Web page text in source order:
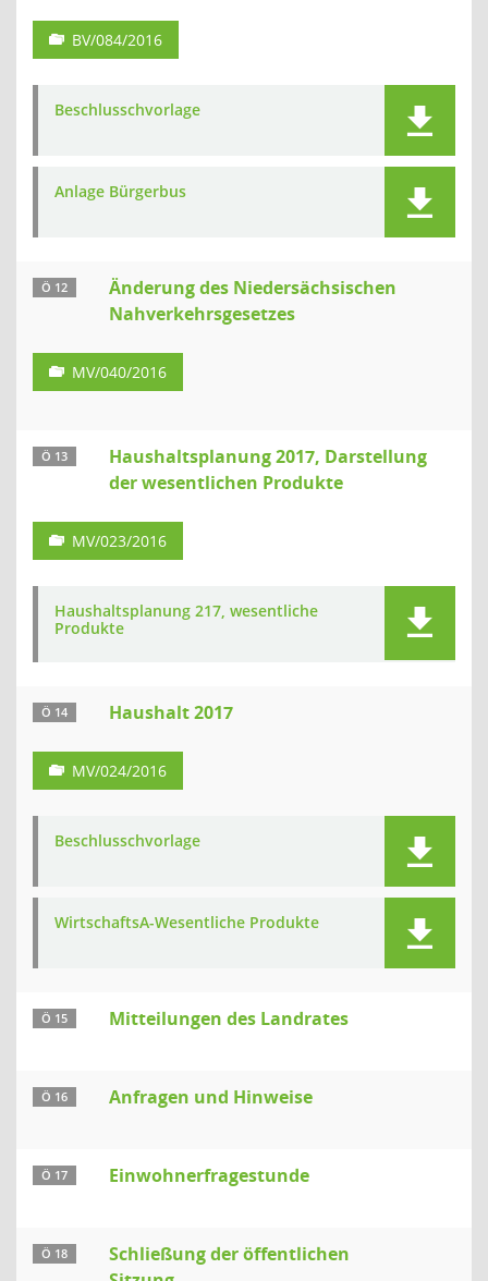
BV/084/2016
Beschlusschvorlage
Anlage Bürgerbus
Ö 12
Änderung des Niedersächsischen
Nahverkehrsgesetzes
MV/040/2016
Ö 13
Haushaltsplanung 2017, Darstellung
der wesentlichen Produkte
MV/023/2016
Haushaltsplanung 217, wesentliche
Produkte
Ö 14 Haushalt 2017
MV/024/2016
Beschlusschvorlage
WirtschaftsA-Wesentliche Produkte
Ö 15 Mitteilungen des Landrates
Ö 16 Anfragen und Hinweise
Ö 17 Einwohnerfragestunde
Ö 18
Schließung der öffentlichen